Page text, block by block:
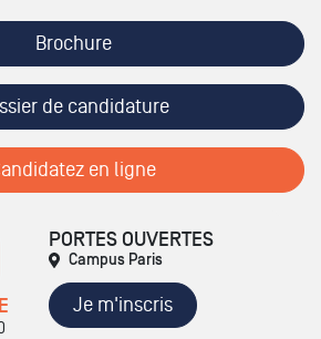
Brochure
de candidature
en ligne
PORTES OUVERTES
Campus Paris
Je m'inscris